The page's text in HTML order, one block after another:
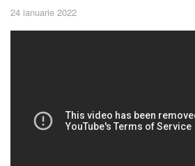
24 ianuarie 2022